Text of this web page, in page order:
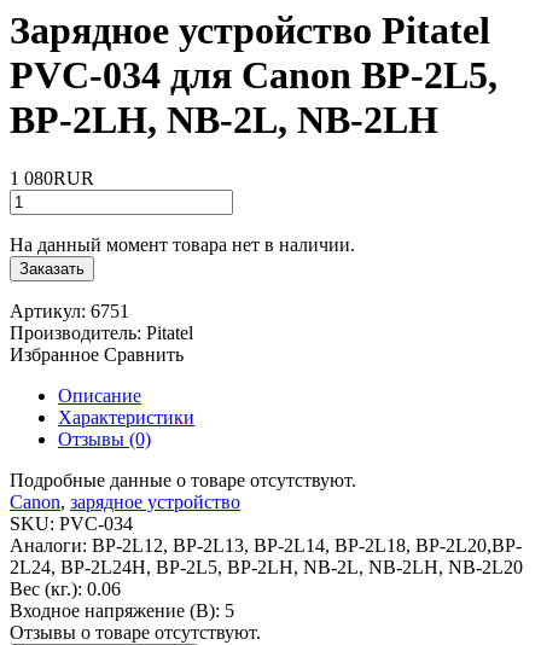
Зарядное устройство Pitatel
PVC-034 для Canon BP-2L5,
BP-2LH, NB-2L, NB-2LH
1 080RUR
На данный момент товара нет в наличии.
Заказать
Артикул: 6751
Производитель: Pitatel
Избранное Сравнить
Описание
Характеристики
Отзывы (0)
Подробные данные о товаре отсутствуют.
Canon, зарядное устройство
SKU: PVC-034
Аналоги: BP-2L12, BP-2L13, BP-2L14, BP-2L18, BP-2L20,BP-
2L24, BP-2L24H, BP-2L5, BP-2LH, NB-2L, NB-2LH, NB-2L20
Вес (кг.): 0.06
Входное напряжение (В): 5
Отзывы о товаре отсутствуют.